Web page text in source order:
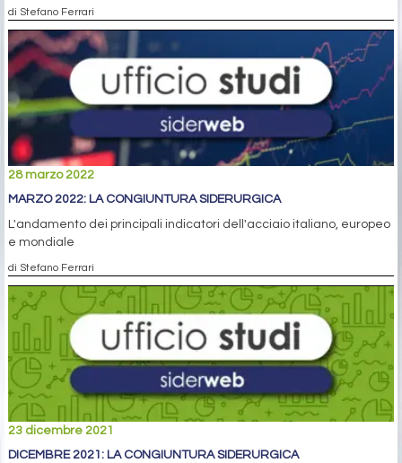
di Stefano Ferrari
28 marzo 2022
MARZO 2022: LA CONGIUNTURA SIDERURGICA
L'andamento dei principali indicatori dell'acciaio italiano, europeo
e mondiale
di Stefano Ferrari
23 dicembre 2021
DICEMBRE 2021: LA CONGIUNTURA SIDERURGICA